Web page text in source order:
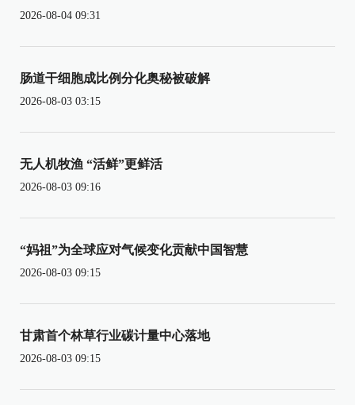
2026-08-04 09:31
肠道干细胞成比例分化奥秘被破解
2026-08-03 03:15
无人机牧渔 “活鲜”更鲜活
2026-08-03 09:16
“妈祖”为全球应对气候变化贡献中国智慧
2026-08-03 09:15
甘肃首个林草行业碳计量中心落地
2026-08-03 09:15